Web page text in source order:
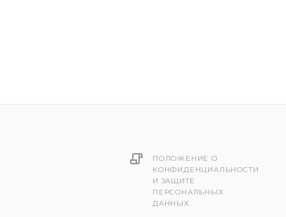
ПОЛОЖЕНИЕ О
КОНФИДЕНЦИАЛЬНОСТИ
И ЗАЩИТЕ
ПЕРСОНАЛЬНЫХ
ДАННЫХ.